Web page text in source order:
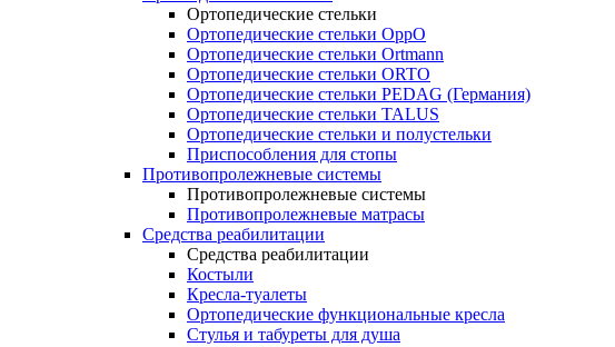
Ортопедические стельки
Ортопедические стельки OppO
Ортопедические стельки Ortmann
Ортопедические стельки ORTO
Ортопедические стельки PEDAG (Германия)
Ортопедические стельки TALUS
Ортопедические стельки и полустельки
Приспособления для стопы
Противопролежневые системы
Противопролежневые системы
Противопролежневые матрасы
Средства реабилитации
Средства реабилитации
Костыли
Кресла-туалеты
Ортопедические функциональные кресла
Стулья и табуреты для душа